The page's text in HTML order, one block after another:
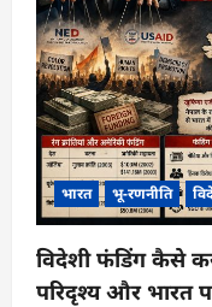
भारत भू-रणनीति
विदेशी फंडिंग कैसे
परिदृश्य और भारत